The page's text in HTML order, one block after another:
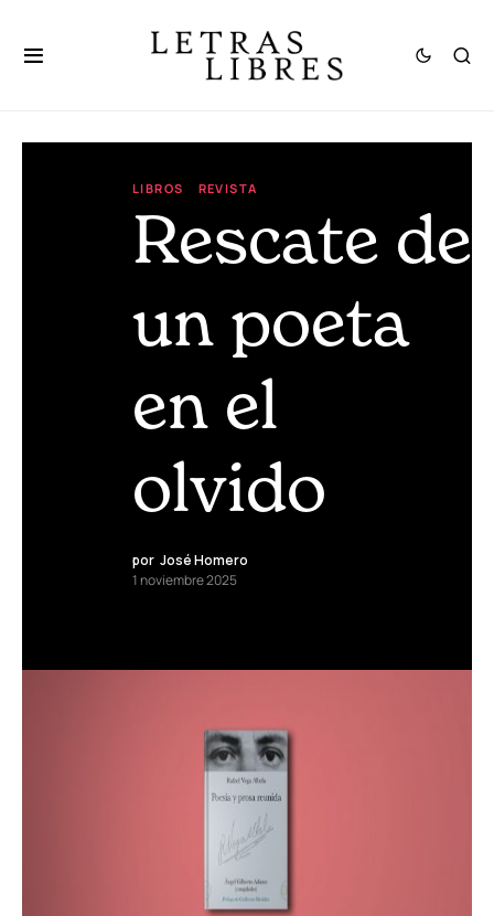
LIBROS REVISTA
Rescate de
un poeta
en el
olvido
por José Homero
1 noviembre 2025